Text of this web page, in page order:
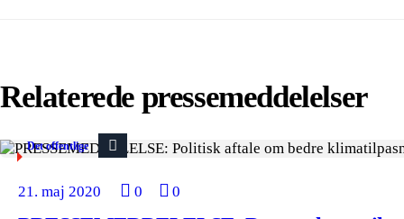
Relaterede pressemeddelelser
Det offentlige
21. maj 2020 0 0